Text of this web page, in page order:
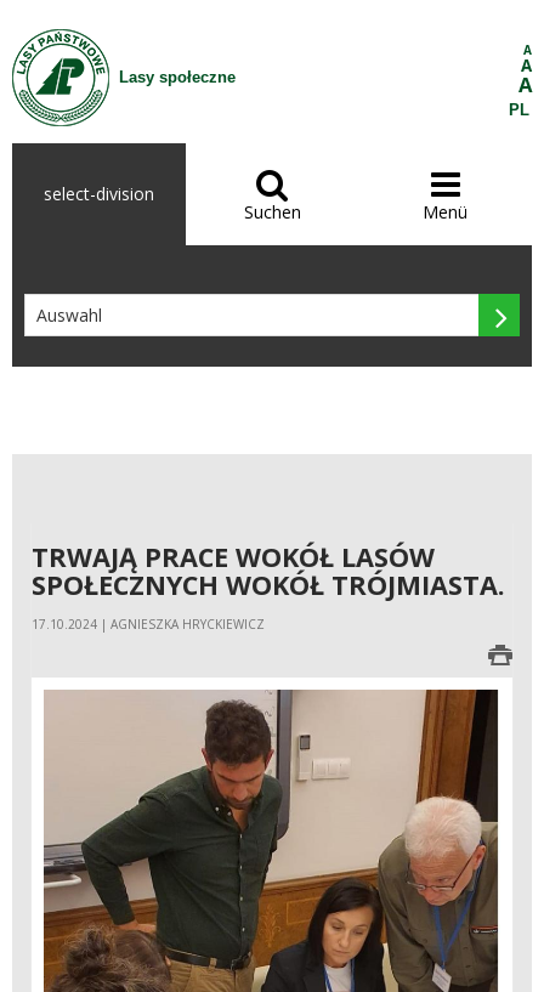
Zum Inhalt wechseln
Lasy społeczne
A
A
A
PL
select-division 
Suchen

Menü

TRWAJĄ PRACE WOKÓŁ LASÓW
SPOŁECZNYCH WOKÓŁ TRÓJMIASTA.
17.10.2024 | AGNIESZKA HRYCKIEWICZ